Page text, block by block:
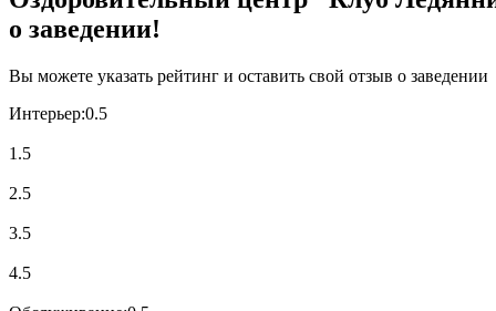
о заведении!
Вы можете указать рейтинг и оставить свой отзыв о заведении
Интерьер:0.5
1.5
2.5
3.5
4.5